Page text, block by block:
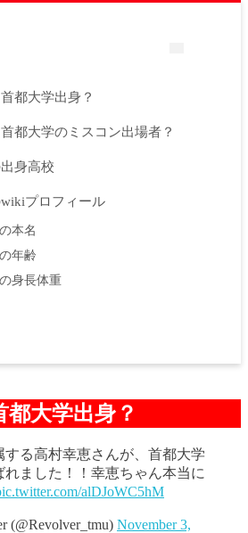
都大学出身？
都大学のミスコン出場者？
身高校
プロフィール
本名
年齢
身長体重
大学出身？
する高村幸恵さんが、首都大学
ました！！幸恵ちゃん本当に
alDJoWC5hM
(@Revolver_tmu) November 3,